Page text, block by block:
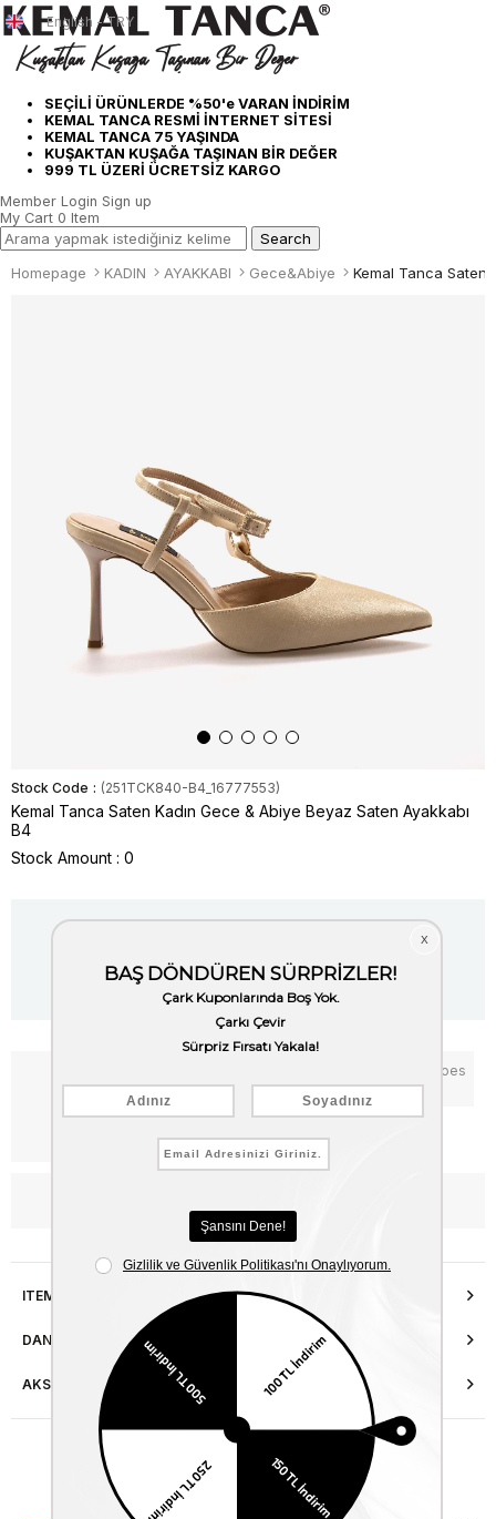
SEÇİLİ ÜRÜNLERDE %50'e VARAN İNDİRİM
KEMAL TANCA RESMİ İNTERNET SİTESİ
KEMAL TANCA 75 YAŞINDA
KUŞAKTAN KUŞAĞA TAŞINAN BİR DEĞER
999 TL ÜZERİ ÜCRETSİZ KARGO
English - TRY
Member Login Sign up
My Cart 0 Item
Homepage KADIN AYAKKABI Gece&Abiye
Stock Code (251TCK840-B4_16777553)
Kemal Tanca Saten Kadın Gece & Abiye Beyaz Saten Ayakkabı
B4
Stock Amount : 0
Notify me when the price goes
down
Free Shipping
ITEM FEATURES
DANIŞMA HATTI
AKSESUAR ONARIMI
Similar Items